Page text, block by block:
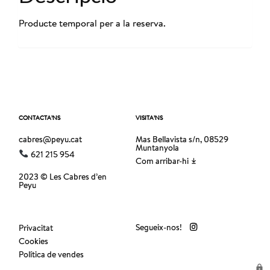
Producte temporal per a la reserva.
CONTACTA’NS
cabres@peyu.cat
621 215 954
2023 © Les Cabres d’en
Peyu
VISITA’NS
Mas Bellavista s/n, 08529
Muntanyola
Com arribar-hi
Privacitat
Cookies
Política de vendes
Segueix-nos!
lock